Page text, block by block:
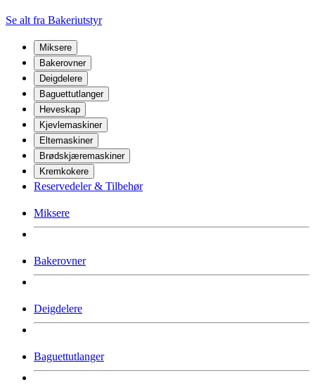
Se alt fra Bakeriutstyr
Miksere
Bakerovner
Deigdelere
Baguettutlanger
Heveskap
Kjevlemaskiner
Eltemaskiner
Brødskjæremaskiner
Kremkokere
Reservedeler & Tilbehør
Miksere
Bakerovner
Deigdelere
Baguettutlanger